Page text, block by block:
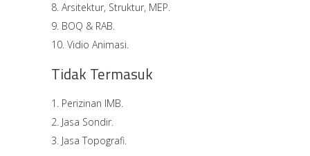
Arsitektur, Struktur, MEP.
BOQ & RAB.
Vidio Animasi.
Tidak Termasuk
Perizinan IMB.
Jasa Sondir.
Jasa Topografi.